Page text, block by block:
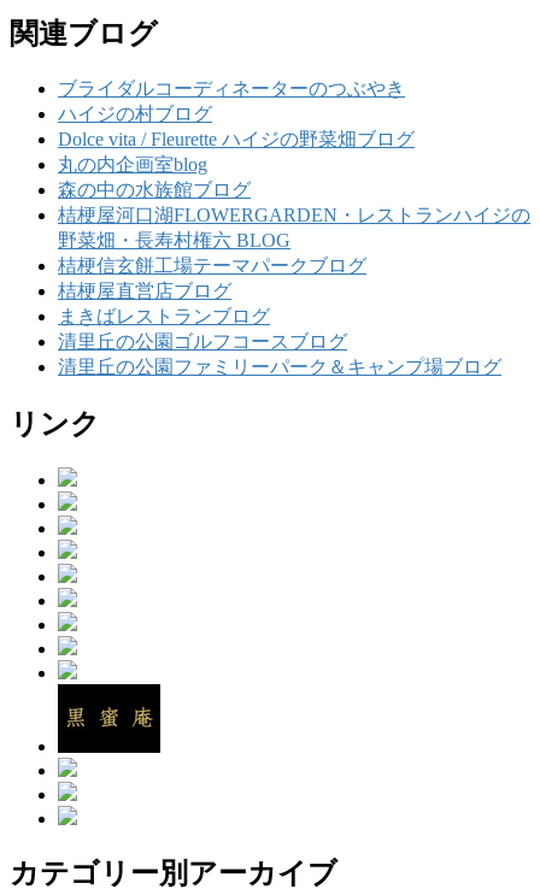
関連ブログ
ブライダルコーディネーターのつぶやき
ハイジの村ブログ
Dolce vita / Fleurette ハイジの野菜畑ブログ
丸の内企画室blog
森の中の水族館ブログ
桔梗屋河口湖FLOWERGARDEN・レストランハイジの
野菜畑・長寿村権六 BLOG
桔梗信玄餅工場テーマパークブログ
桔梗屋直営店ブログ
まきばレストランブログ
清里丘の公園ゴルフコースブログ
清里丘の公園ファミリーパーク＆キャンプ場ブログ
リンク
カテゴリー別アーカイブ